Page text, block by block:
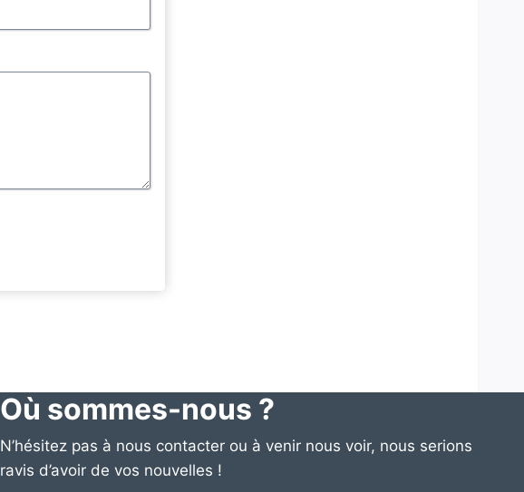
Où sommes-nous ?
N’hésitez pas à nous contacter ou à venir nous voir, nous serions
ravis d’avoir de vos nouvelles !